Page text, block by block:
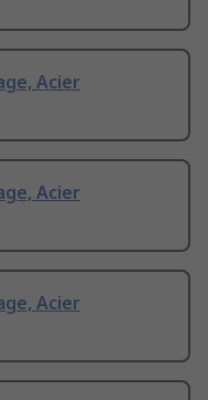
Acier
Acier
Acier